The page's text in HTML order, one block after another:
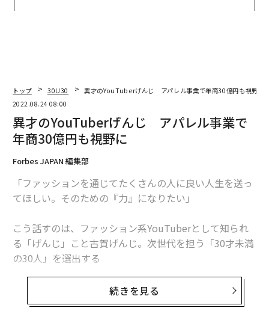
トップ 30U30
異才のYouTuberげんじ アパレル事業で年商30億円も視野に
2022.08.24 08:00
異才のYouTuberげんじ アパレル事業で
年商30億円も視野に
Forbes JAPAN 編集部
「ファッションを通じてたくさんの人に良い人生を送っ
てほしい。そのための『力』になりたい」
こう話すのは、ファッション系YouTuberとして知られ
る「げんじ」こと古賀げんじ。次世代を担う「30才未満
の30人」を選出する
「30 UNDER 30 JAPAN」で、リテール＆コマース部門の
続きを見る